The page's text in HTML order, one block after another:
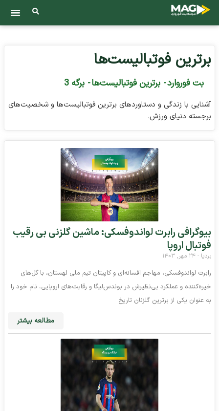
برترین فوتبالیست‌ها
بت فوروارد- برترین فوتبالیست‌ها- برگه 3
آشنایی با زندگی و دستاوردهای برترین فوتبالیست‌ها و شخصیت‌های
برجسته دنیای ورزش.
بیوگرافی رابرت لواندوفسکی: ماشین گلزنی بی‌ رقیب
فوتبال اروپا
بردیا
رابرت لواندوفسکی، مهاجم افسانه‌ای و کاپیتان تیم ملی لهستان، با گل‌های
خیره‌کننده و عملکرد بی‌نظیرش در بوندس‌لیگا و رقابت‌های اروپایی، نام خود را
به عنوان یکی از برترین گلزنان تاریخ
مطالعه بیشتر